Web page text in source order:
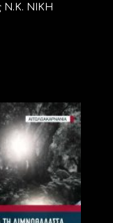
Ν.Κ. ΝΙΚΗ